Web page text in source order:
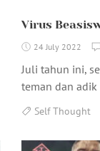
Virus
24 July 2022
Juli tahun ini,
teman dan
Self Thought